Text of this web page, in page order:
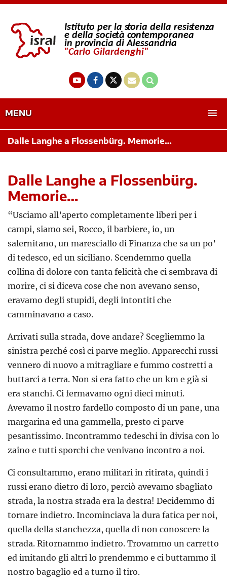
MENU
Dalle Langhe a Flossenbürg. Memorie…
Dalle Langhe a Flossenbürg.
Memorie…
“Usciamo all’aperto completamente liberi per i
campi, siamo sei, Rocco, il barbiere, io, un
salernitano, un maresciallo di Finanza che sa un po’
di tedesco, ed un siciliano. Scendemmo quella
collina di dolore con tanta felicità che ci sembrava di
morire, ci si diceva cose che non avevano senso,
eravamo degli stupidi, degli intontiti che
camminavano a caso.
Arrivati sulla strada, dove andare? Scegliemmo la
sinistra perché così ci parve meglio. Apparecchi russi
vennero di nuovo a mitragliare e fummo costretti a
buttarci a terra. Non si era fatto che un km e già si
era stanchi. Ci fermavamo ogni dieci minuti.
Avevamo il nostro fardello composto di un pane, una
margarina ed una gammella, presto ci parve
pesantissimo. Incontrammo tedeschi in divisa con lo
zaino e tutti sporchi che venivano incontro a noi.
Ci consultammo, erano militari in ritirata, quindi i
russi erano dietro di loro, perciò avevamo sbagliato
strada, la nostra strada era la destra! Decidemmo di
tornare indietro. Incominciava la dura fatica per noi,
quella della stanchezza, quella di non conoscere la
strada. Ritornammo indietro. Trovammo un carretto
ed imitando gli altri lo prendemmo e ci buttammo il
nostro bagaglio ed a turno il tiro.